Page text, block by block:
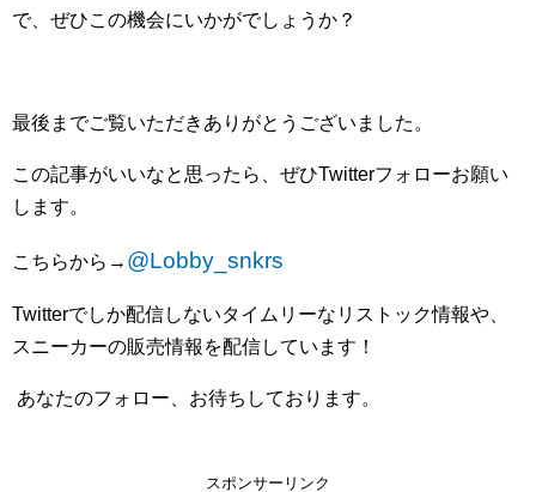
で、ぜひこの機会にいかがでしょうか？
最後までご覧いただきありがとうございました。
この記事がいいなと思ったら、ぜひTwitterフォローお願い
します。
こちらから → @Lobby_snkrs
Twitterでしか配信しないタイムリーなリストック情報や、
スニーカーの販売情報を配信しています！
あなたのフォロー、お待ちしております。
スポンサーリンク